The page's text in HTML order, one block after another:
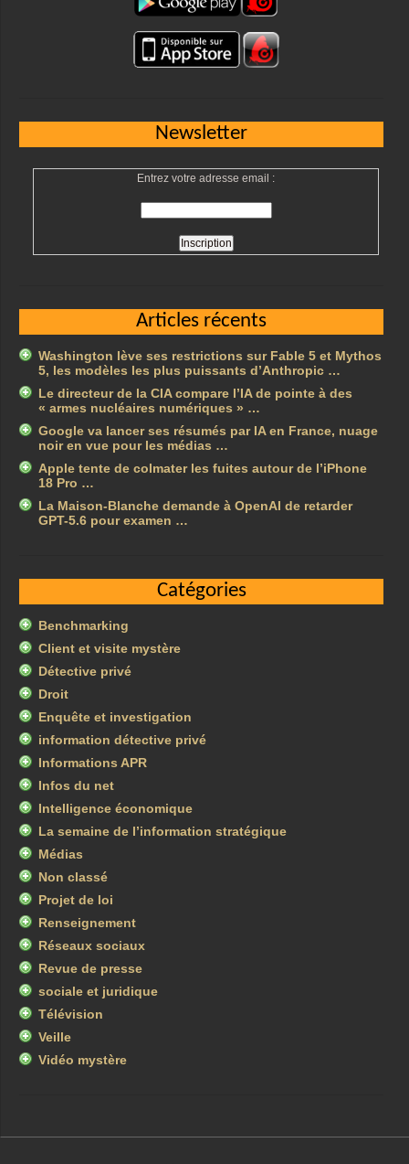
Newsletter
Entrez votre adresse email :
Articles récents
Washington lève ses restrictions sur Fable 5 et Mythos
5, les modèles les plus puissants d’Anthropic …
Le directeur de la CIA compare l’IA de pointe à des
« armes nucléaires numériques » …
Google va lancer ses résumés par IA en France, nuage
noir en vue pour les médias …
Apple tente de colmater les fuites autour de l’iPhone
18 Pro …
La Maison-Blanche demande à OpenAI de retarder
GPT-5.6 pour examen …
Catégories
Benchmarking
Client et visite mystère
Détective privé
Droit
Enquête et investigation
information détective privé
Informations APR
Infos du net
Intelligence économique
La semaine de l’information stratégique
Médias
Non classé
Projet de loi
Renseignement
Réseaux sociaux
Revue de presse
sociale et juridique
Télévision
Veille
Vidéo mystère